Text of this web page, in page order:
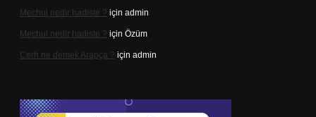
Mechul nedir hadiste ? için admin
Mechul nedir hadiste ? için Özüm
Cerh ne demek Arapça ? için admin